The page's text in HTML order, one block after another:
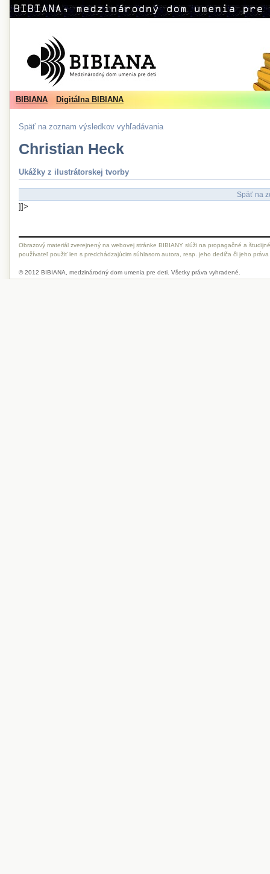
BIBIANA Digitálna BIBIANA
Späť na zoznam výsledkov vyhľadávania
Christian Heck
Ukážky z ilustrátorskej tvorby
Späť na
]]>
Obrazový materiál zverejnený na webovej stránke BIBIANY slúži na propagačné a
používateľ použiť len s predchádzajúcim súhlasom autora, resp. jeho dediča či jeho
© 2012 BIBIANA, medzinárodný dom umenia pre deti. Všetky práva vyhradené.